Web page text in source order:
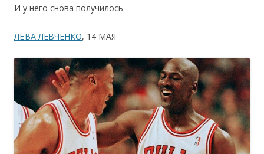
И у него снова получилось
ЛЁВА ЛЕВЧЕНКО, 14 МАЯ